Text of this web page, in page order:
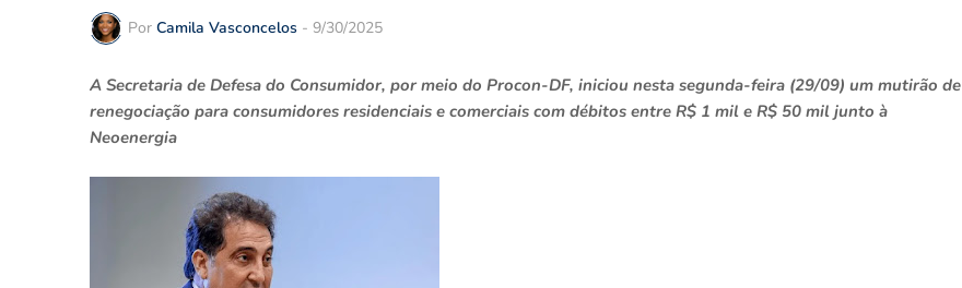
Por Camila Vasconcelos - 9/30/2025
A Secretaria de Defesa do Consumidor, por meio do Procon-DF, iniciou nesta segunda-feira (29/09) um mutirão de
renegociação para consumidores residenciais e comerciais com débitos entre R$ 1 mil e R$ 50 mil junto à
Neoenergia